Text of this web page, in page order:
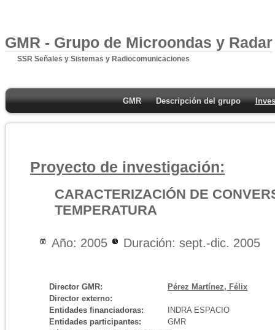
GMR - Grupo de Microondas y Radar
SSR Señales y Sistemas y Radiocomunicaciones
GMR Descripción del grupo
Proyecto de investigación:
CARACTERIZACIÓN DE
TEMPERATURA
Año: 2005 Duración: sept.-dic. 2005
Director GMR:
Pérez Martínez, Félix
Director externo:
Entidades financiadoras:
INDRA ESPACIO
Entidades participantes:
GMR